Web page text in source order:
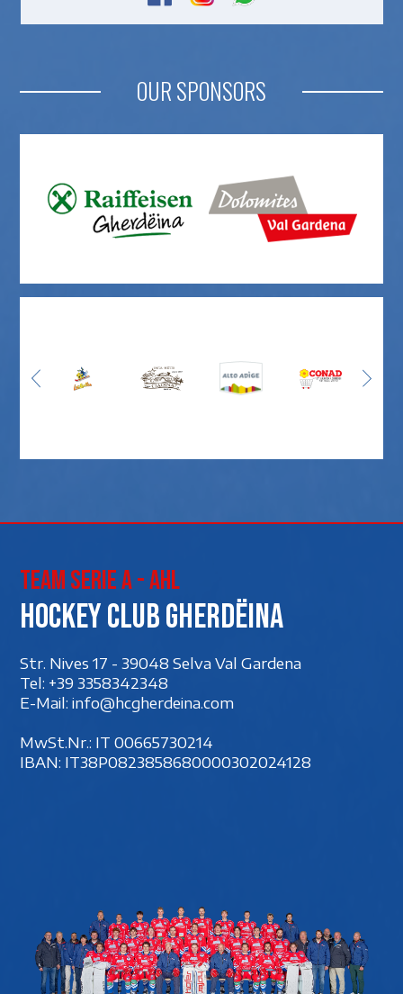
OUR SPONSORS
Team Serie A - AHL
Hockey club Gherdëina
Str. Nives 17 - 39048 Selva Val Gardena
Tel: +39 3358342348
E-Mail: info@hcgherdeina.com
MwSt.Nr.: IT 00‍665730214
IBAN: IT38P0823858680000302024128